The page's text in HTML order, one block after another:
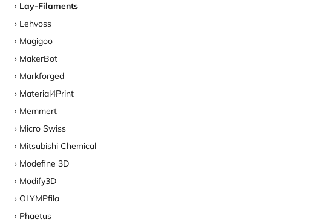
Lay-Filaments
Lehvoss
Magigoo
MakerBot
Markforged
Material4Print
Memmert
Micro Swiss
Mitsubishi Chemical
Modefine 3D
Modify3D
OLYMPfila
Phaetus